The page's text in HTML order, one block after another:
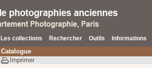
Les collections Rechercher Outils Informations
Catalogue
Imprimer